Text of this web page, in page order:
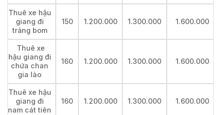
Thuê xe hậu
giang đi
trảng bom
150 1.200.000 1.300.000 1.600.000
Thuê xe
hậu giang đi
chứa chan
gia lào
160 1.200.000 1.300.000 1.600.000
Thuê xe hậu
giang đi
nam cát tiên
160 1.200.000 1.300.000 1.600.000